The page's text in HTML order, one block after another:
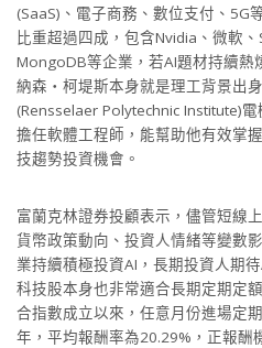
(SaaS)、電子商務、數位支付、5G
比重超過四成，包含Nvidia、微軟
MongoDB等企業，若AI題材持續熱
納森‧柯堤斯本身就是理工背景出
(Rensselaer Polytechnic Institute)
擔任軟體工程師，能幫助他有效掌
技趨勢投資機會。
富蘭克林證券投顧表示，儘管短線
貨幣政策動向、投資人情緒等變數
業持續積極投資AI，長期投資人期
科技股本身也非常適合長期定期定
合指數成立以來，任意月份進場定
年，平均報酬率為20.29%，正報酬